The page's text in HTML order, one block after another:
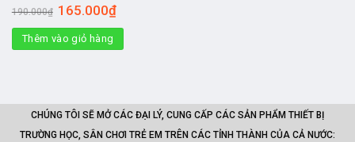
190.000₫ Giá
gốc
là:
190.000₫.
165.000₫Giá
tại
165.000₫.
Thêm vào giỏ hàng
CHÚNG TÔI SẼ MỞ CÁC ĐẠI LÝ, CUNG CẤP CÁC SẢN PHẨM THIẾT BỊ
TRƯỜNG HỌC, SÂN CHƠI TRẺ EM TRÊN CÁC TỈNH THÀNH CỦA CẢ NƯỚC: